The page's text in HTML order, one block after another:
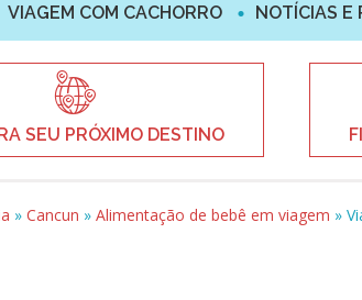
VIAGEM COM CACHORRO NOTÍCIAS E
SEU PRÓXIMO DESTINO
» Cancun » Alimentação de bebê em viagem »